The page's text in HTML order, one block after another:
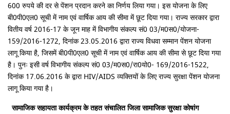
600 रुपये की दर से पेंशन प्रदान करने का निर्णय लिया गया। इस योजना के लिए
बी0पी0एल0 सूची में नाम एवं वार्षिक आय की सीमा में छूट दिया गया। राज्य सरकार द्वारा
वितीय वर्ष 2016-17 के जून माह में विभागीय संकल्प सं0 03/म0स0/योजना-
159/2016-1272, दिनांक 23.05.2016 द्वारा राज्य विधवा सम्मान पेंशन योजना
लागू किया है, जिसमें बी0पी0एल0 सूची में नाम एवं वार्षिक आय की सीमा से छूट दिया गया
है। पुनः इसी वर्ष विभागीय संकल्प सं0 03/म0स0/रा0यो0- 169/2016-1522,
दिनांक 17.06.2016 के द्वारा HIV/AIDS व्यक्तियों के लिए राज्य सुरक्षा पेंशन योजना
लागू किया गया है।
सामाजिक सहायता कार्यक्रम के तहत संचालित जिला सामाजिक सुरक्षा कोषांग